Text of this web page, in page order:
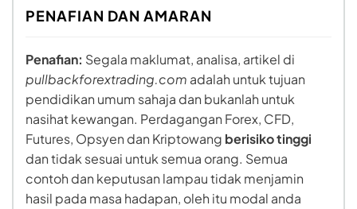
PENAFIAN DAN AMARAN
Penafian: Segala maklumat, analisa, artikel di
pullbackforextrading.com adalah untuk tujuan
pendidikan umum sahaja dan bukanlah untuk
nasihat kewangan. Perdagangan Forex, CFD,
Futures, Opsyen dan Kriptowang berisiko tinggi
dan tidak sesuai untuk semua orang. Semua
contoh dan keputusan lampau tidak menjamin
hasil pada masa hadapan, oleh itu modal anda